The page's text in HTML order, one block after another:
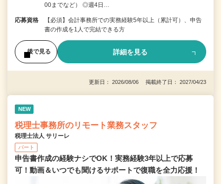
00までなど） ◎週4日…
応募資格
【必須】会計事務所での実務経験5年以上（累計可）、申告
書の作成を1人で完結できる方
後で見る 詳細を見る
更新日： 2026/08/06 掲載終了日： 2027/04/23
NEW
税理士事務所のリモート業務スタッフ
税理士法人 サリーレ
パート
申告書作成の経験ナシでOK！実務経験3年以上で応募
可！動画＆いつでも聞けるサポートで復職を全⼒応援！